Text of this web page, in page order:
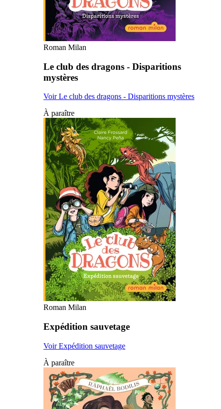
Roman Milan
Le club des dragons - Disparitions
mystères
Voir Le club des dragons - Disparitions mystères
À paraître
Roman Milan
Expédition sauvetage
Voir Expédition sauvetage
À paraître